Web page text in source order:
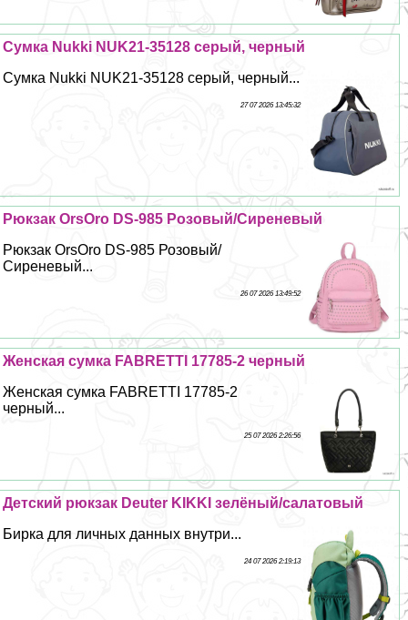
Сумка Nukki NUK21-35128 серый, черный
Сумка Nukki NUK21-35128 серый, черный...
27 07 2026 13:45:32
Рюкзак OrsOro DS-985 Розовый/Сиреневый
Рюкзак OrsOro DS-985 Розовый/
Сиреневый...
26 07 2026 13:49:52
Женская сумка FABRETTI 17785-2 черный
Женская сумка FABRETTI 17785-2
черный...
25 07 2026 2:26:56
Детский рюкзак Deuter KIKKI зелёный/салатовый
Бирка для личных данных внутри...
24 07 2026 2:19:13